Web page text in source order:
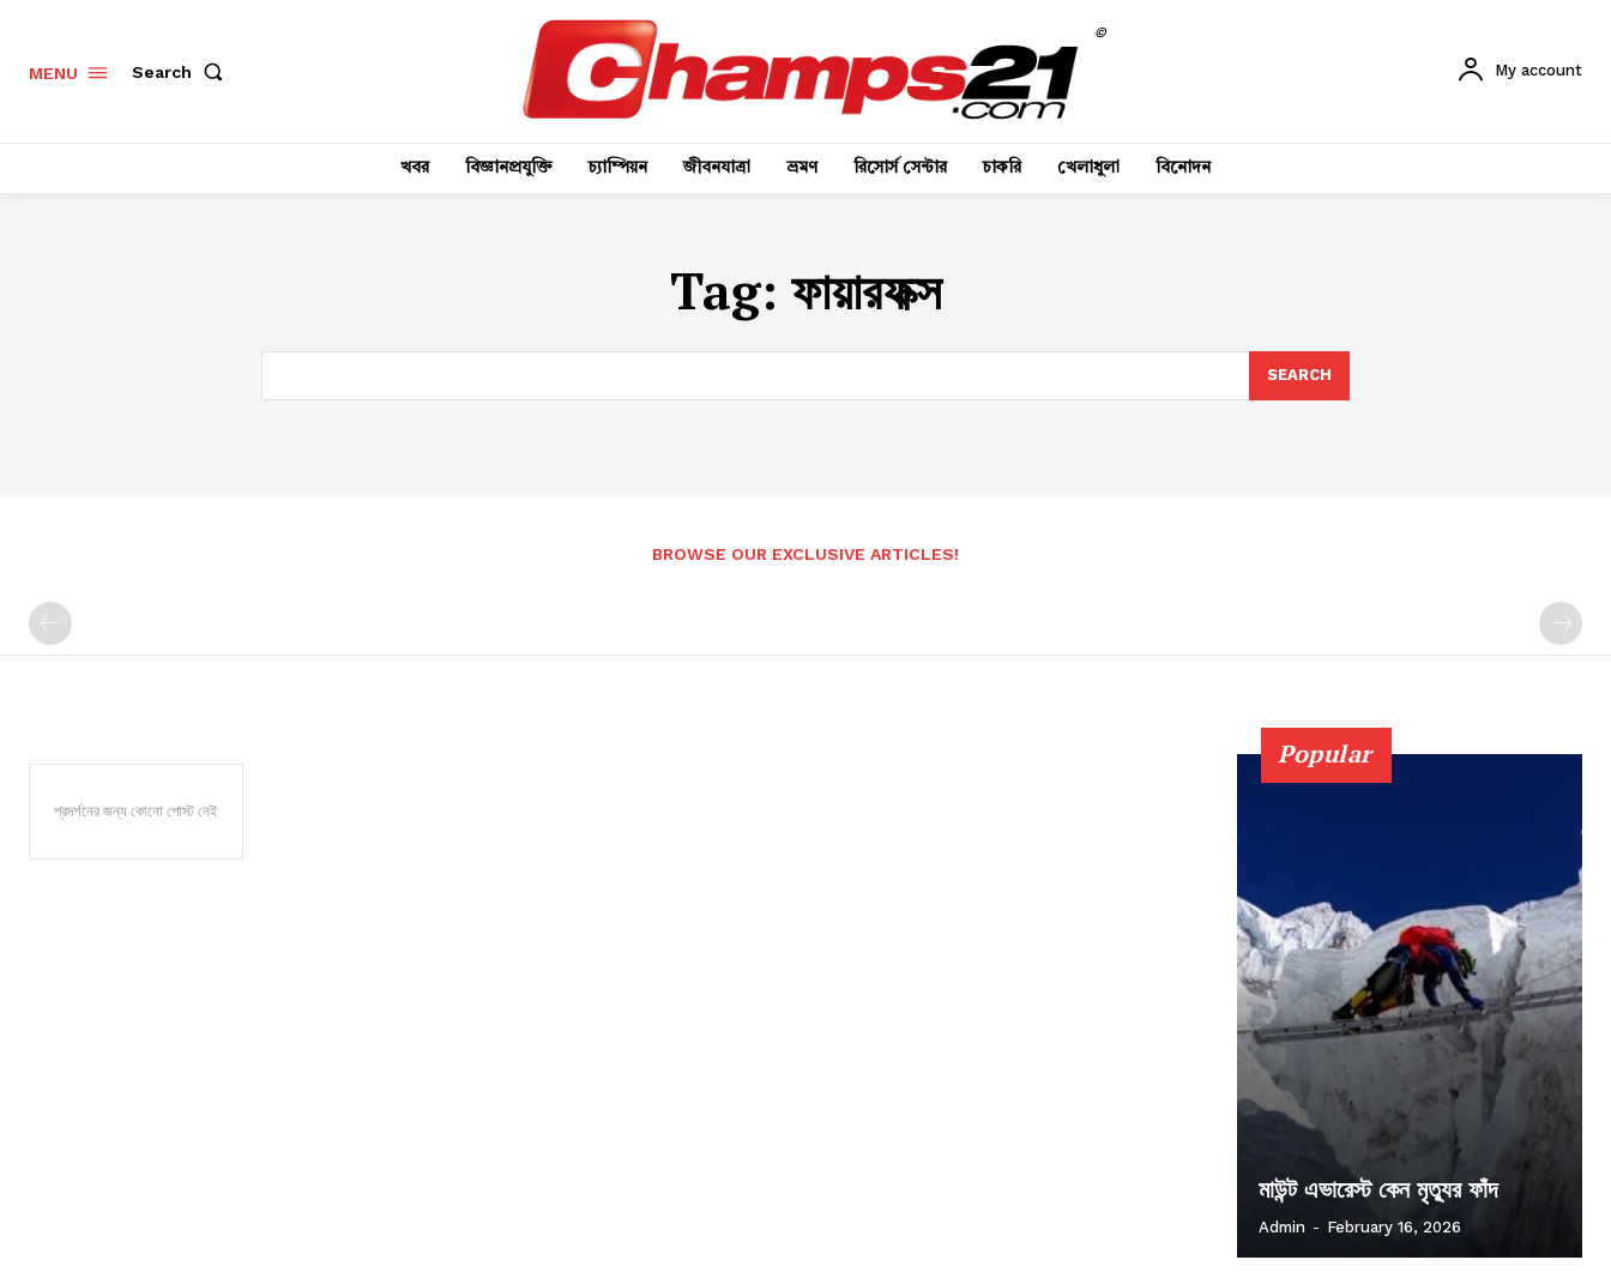
MENU Search
©
My account
খবর বিজ্ঞানপ্রযুক্তি চ্যাম্পিয়ন জীবনযাত্রা ভ্রমণ রিসোর্স সেন্টার চাকরি খেলাধুলা বিনোদন
Tag: ফায়ারফক্স
SEARCH
BROWSE OUR EXCLUSIVE ARTICLES!
প্রদর্শনের জন্য কোনো পোস্ট নেই
Popular
মাউন্ট এভারেস্ট কেন মৃত্যুর ফাঁদ
Admin - February 16, 2026